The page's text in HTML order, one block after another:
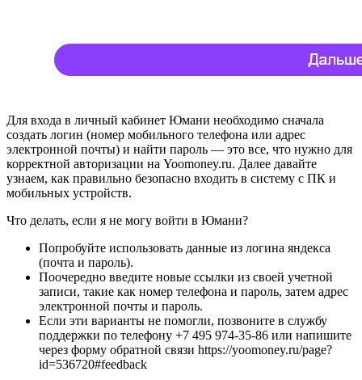
Для входа в личный кабинет Юмани необходимо сначала
создать логин (номер мобильного телефона или адрес
электронной почты) и найти пароль — это все, что нужно для
корректной авторизации на Yoomoney.ru. Далее давайте
узнаем, как правильно безопасно входить в систему с ПК и
мобильных устройств.
Что делать, если я не могу войти в Юмани?
Попробуйте использовать данные из логина яндекса
(почта и пароль).
Поочередно введите новые ссылки из своей учетной
записи, такие как номер телефона и пароль, затем адрес
электронной почты и пароль.
Если эти варианты не помогли, позвоните в службу
поддержки по телефону +7 495 974-35-86 или напишите
через форму обратной связи https://yoomoney.ru/page?
id=536720#feedback